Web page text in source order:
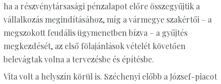
ha a részvénytársasági pénzalapot előre összegyűjtik a
vállalkozás megindításához, míg a vármegye szakértői – a
megszokott feudális ügymenetben bízva – a gyűjtés
megkezdését, az első fölajánlások vételét követően
belevágtak volna a tervezésbe és építésbe.
Vita volt a helyszín körül is. Széchenyi előbb a József-piacot